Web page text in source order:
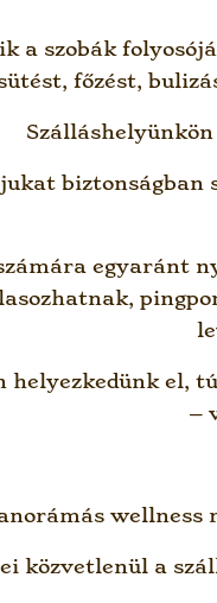
a szobák
főzést,
biztonságban
egyaránt
el,
–
wellness
közvetlenül a